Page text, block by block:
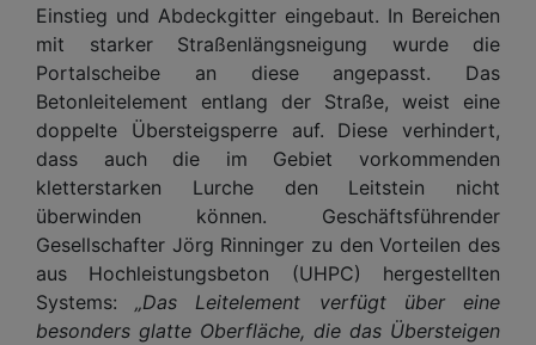
Einstieg und Abdeckgitter eingebaut. In Bereichen
mit starker Straßenlängsneigung wurde die
Portalscheibe an diese angepasst. Das
Betonleitelement entlang der Straße, weist eine
doppelte Übersteigsperre auf. Diese verhindert,
dass auch die im Gebiet vorkommenden
kletterstarken Lurche den Leitstein nicht
überwinden können. Geschäftsführender
Gesellschafter Jörg Rinninger zu den Vorteilen des
aus Hochleistungsbeton (UHPC) hergestellten
Systems: „Das Leitelement verfügt über eine
besonders glatte Oberfläche, die das Übersteigen